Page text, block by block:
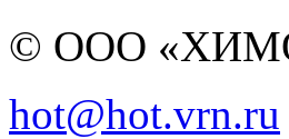
© ООО
hot@hot.vrn.ru